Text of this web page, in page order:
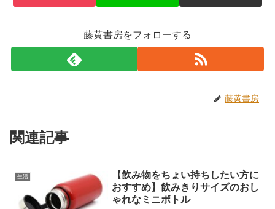
藤黄書房をフォローする
藤黄書房
関連記事
生活
【飲み物をちょい持ちしたい方に
おすすめ】飲みきりサイズのおし
ゃれなミニボトル